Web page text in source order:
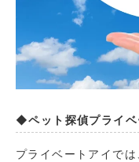
◆ペット探偵プライベ
プライベートアイでは